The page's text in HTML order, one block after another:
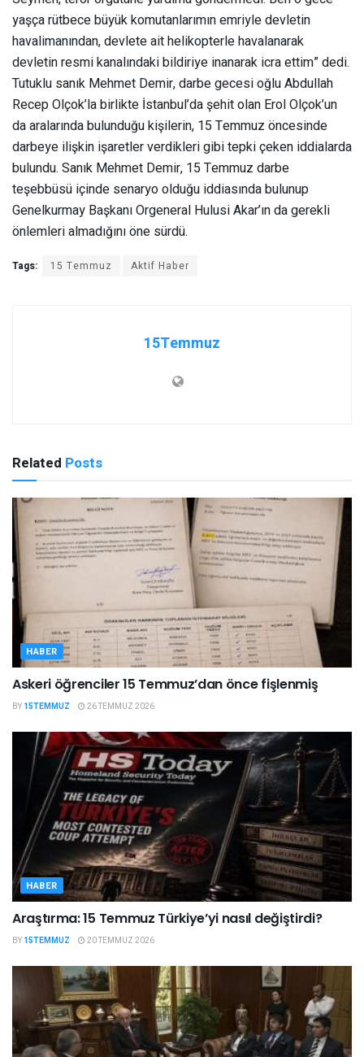
yaşça rütbece büyük komutanlarımın emriyle devletin
havalimanından, devlete ait helikopterle havalanarak
devletin resmi kanalındaki bildiriye inanarak icra ettim” dedi.
Tutuklu sanık Mehmet Demir, darbe gecesi oğlu Abdullah
Recep Olçok’la birlikte İstanbul’da şehit olan Erol Olçok’un
da aralarında bulunduğu kişilerin, 15 Temmuz öncesinde
darbeye ilişkin işaretler verdikleri gibi tepki çeken iddialarda
bulundu. Sanık Mehmet Demir, 15 Temmuz darbe
teşebbüsü içinde senaryo olduğu iddiasında bulunup
Genelkurmay Başkanı Orgeneral Hulusi Akar’ın da gerekli
önlemleri almadığını öne sürdü.
Tags: 15 Temmuz Aktif Haber
15Temmuz
Related Posts
HABER
Askeri öğrenciler 15 Temmuz’dan önce fişlenmiş
BY 15TEMMUZ 26 TEMMUZ 2026
HABER
Araştırma: 15 Temmuz Türkiye’yi nasıl değiştirdi?
BY 15TEMMUZ 20 TEMMUZ 2026